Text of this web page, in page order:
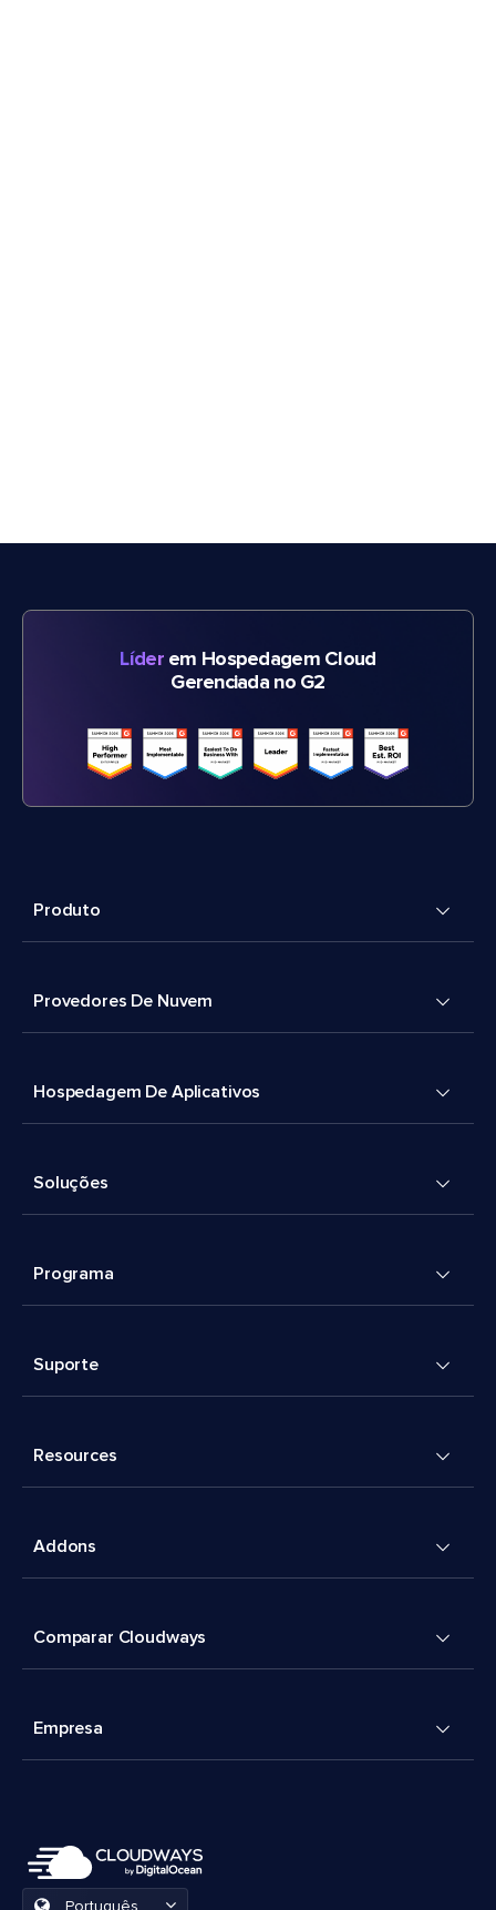
Líderem Hospedagem Cloud
Gerenciada no G2
Produto
Provedores De Nuvem
Hospedagem De Aplicativos
Soluções
Programa
Suporte
Resources
Addons
Comparar Cloudways
Empresa
Português